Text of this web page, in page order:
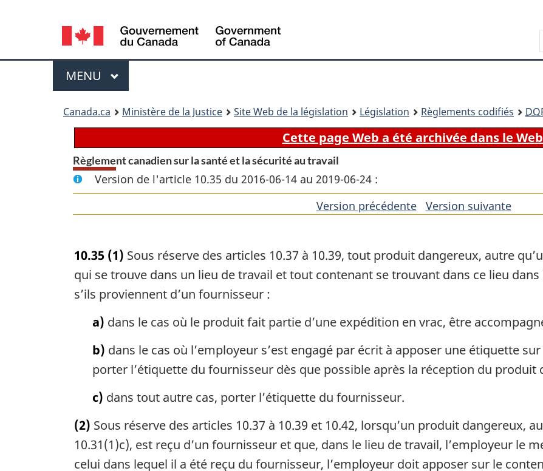
principal
À
site
version
Language
selection
Menu
MENU PRINCIPAL
Canada.ca Ministère de la Justice Site Web de la législation Législation Règlements codifiés
Cette page Web a été archivée dans le
Règlement canadien sur la santé et la sécurité au travail
Version de l'article 10.35 du 2016-06-14 au 2019-06-24 :
Version précédentedeVersion suivantede
10.35 (1) Sous réserve des articles 10.37 à 10.39, tout produit dangereux, autre
qui se trouve dans un lieu de travail et tout contenant se trouvant dans ce lieu
s’ils proviennent d’un fournisseur :
a) dans le cas où le produit fait partie d’une expédition en vrac, être
b) dans le cas où l’employeur s’est engagé par écrit à apposer une étiquette
porter l’étiquette du fournisseur dès que possible après la réception du produit
c) dans tout autre cas, porter l’étiquette du fournisseur.
(2) Sous réserve des articles 10.37 à 10.39 et 10.42, lorsqu’un produit dangereux,
10.31(1)c), est reçu d’un fournisseur et que, dans le lieu de travail, l’employeur le
celui dans lequel il a été reçu du fournisseur, l’employeur doit apposer sur le